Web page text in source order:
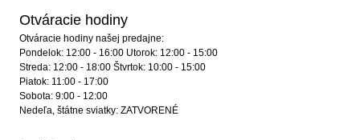
Otváracie hodiny
Otváracie hodiny našej predajne:
Pondelok: 12:00 - 16:00 Utorok: 12:00 - 15:00
Streda: 12:00 - 18:00 Štvrtok: 10:00 - 15:00
Piatok: 11:00 - 17:00
Sobota: 9:00 - 12:00
Nedeľa, štátne sviatky: ZATVORENÉ